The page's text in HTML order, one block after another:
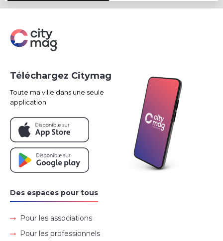
Des espaces pour tous
Pour les associations
Pour les professionnels
Téléchargez Citymag
Toute ma ville dans une seule
application